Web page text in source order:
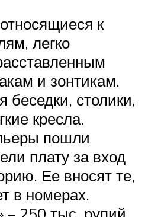
к
легко
и зонтикам.
беседки, столики,
кресла.
пошли
плату за вход
Ее вносят те,
в номерах.